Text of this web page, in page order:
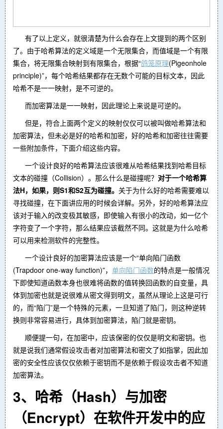
有了以上定义，就很清楚为什么会存在上文提到的两个区别
了。由于哈希算法的定义域是一个无限集合，而值域是一个有限
集合，将无限集合映射到有限集合，根据“鸽笼原理(Pigeonhole
principle)”，每个哈希结果都存在无数个可能的目标文本，因此
哈希不是一一映射，是不可逆的。
而加密算法是一一映射，因此理论上来说是可逆的。
但是，符合上面两个定义的映射仅仅可以被叫做哈希算法和
加密算法，但未必是好的哈希和加密，好的哈希和加密往往需要
一些附加条件，下面介绍这些内容。
一个设计良好的哈希算法应该很难从哈希结果找到哈希目标
文本的碰撞（Collision）。那么什么是碰撞呢？ 对于一个哈希算
法H，如果，则S1和S2互为碰撞。 关于为什么好的哈希需要难以
寻找碰撞，在下面讲应用的时候会详解。另外，好的哈希算法应
该对于输入的改变极其敏感，即使输入有很小的改动，如一亿个
字符变了一个字符，那么结果应该截然不同。这就是为什么哈希
可以用来检测软件的完整性。
一个设计良好的加密算法应该是一个“单向陷门函数
(Trapdoor one-way function)”， 单向陷门函数的特点是一般情况
下即使知道函数本身也很难将函数的值转换回函数的自变量，具
体到加密也就是说很难从密文得到明文，虽然从理论上这是可行
的，而“陷门”是一个特殊的元素，一旦知道了陷门，则这种逆转
换则非常容易进行，具体到加密算法，陷门就是密钥。
顺便提一句，在加密中，应该保密的仅仅是明文和密钥。也
就是说我们通常假设攻击者对加密算法和密文了如指掌，因此加
密的安全性应该仅仅依赖于密钥而不是依赖于假设攻击者不知道
加密算法。
3、哈希（Hash）与加密
（Encrypt）在软件开发中的应